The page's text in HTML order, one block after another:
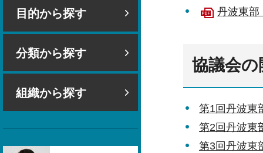
目的から探す
分類から探す
組織から探す
丹波東部
協議会の
第1回丹波東
第2回丹波東
第3回丹波東